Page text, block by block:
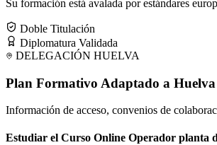
Su formación está avalada por estándares
Doble Titulación
Diplomatura Validada
DELEGACIÓN HUELVA
Plan Formativo Adaptado a Huelva
Información de acceso, convenios de
Estudiar el Curso Online Operador planta